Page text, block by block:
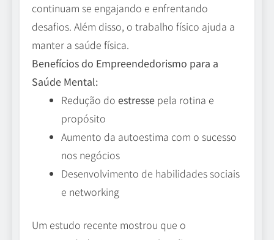
continuam se engajando e enfrentando
desafios. Além disso, o trabalho físico ajuda a
manter a saúde física.
Benefícios do Empreendedorismo para a
Saúde Mental:
Redução do estresse pela rotina e
propósito
Aumento da autoestima com o sucesso
nos negócios
Desenvolvimento de habilidades sociais
e networking
Um estudo recente mostrou que o